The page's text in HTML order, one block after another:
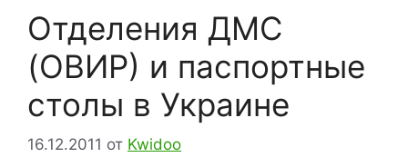
Отделения ДМС
(ОВИР) и паспортные
столы в Украине
16.12.2011 от Kwidoo